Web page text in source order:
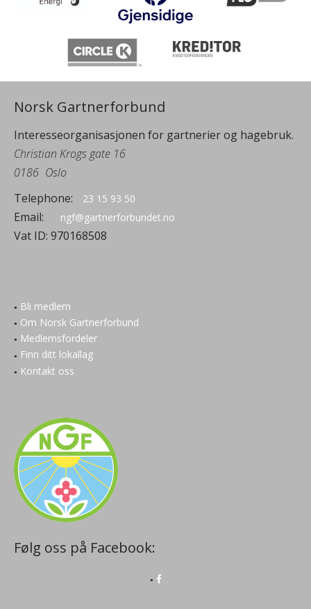
Norsk Gartnerforbund
Interesseorganisasjonen for gartnerier og hagebruk.
Christian Krogs gate 16
0186 Oslo
Telephone:
23 15 93 50
Email: ngf@gartnerforbundet.no
Vat ID: 970168508
Bli medlem
Om Norsk Gartnerforbund
Medlemsfordeler
Finn ditt lokallag
Kontakt oss
Følg oss på Facebook: